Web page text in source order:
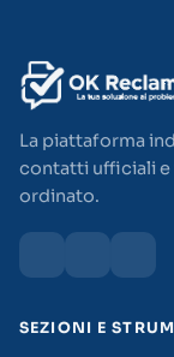
La piattaforma
contatti ufficiali e
ordinato.
SEZIONI E